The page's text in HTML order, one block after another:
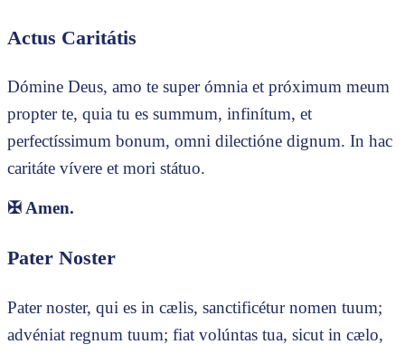
Actus Caritátis
Dómine Deus, amo te super ómnia et próximum meum
propter te, quia tu es summum, infinítum, et
perfectíssimum bonum, omni dilectióne dignum. In hac
caritáte vívere et mori státuo.
✠ Amen.
Pater Noster
Pater noster, qui es in cælis, sanctificétur nomen tuum;
advéniat regnum tuum; fiat volúntas tua, sicut in cælo,